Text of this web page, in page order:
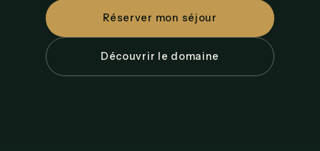
Réserver mon séjour
Découvrir le domaine